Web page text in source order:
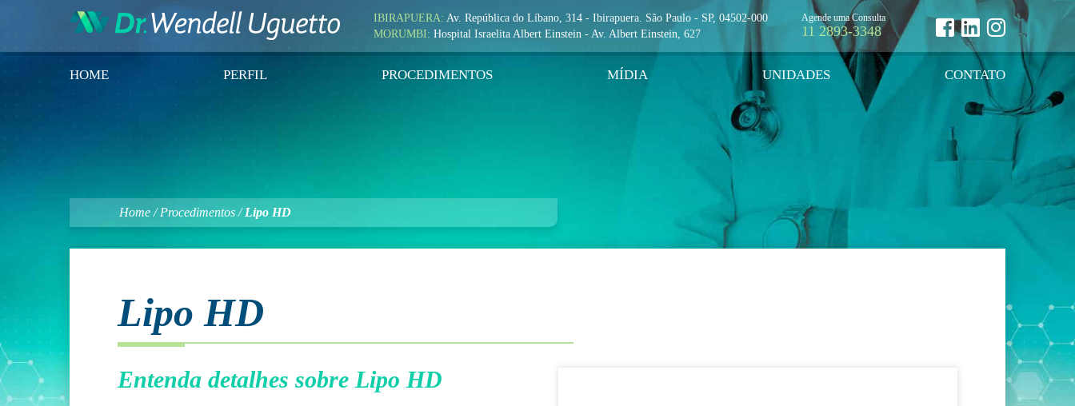
IBIRAPUERA: Av. República do Líbano, 314 - Ibirapuera. São Paulo - SP, 04502-000
MORUMBI: Hospital Israelita Albert Einstein - Av. Albert Einstein, 627
Agende uma Consulta
11 2893-3348
HOME PERFIL PROCEDIMENTOS MÍDIA UNIDADES CONTATO
Home /Procedimentos /Lipo HD
Lipo HD
Entenda detalhes sobre Lipo HD